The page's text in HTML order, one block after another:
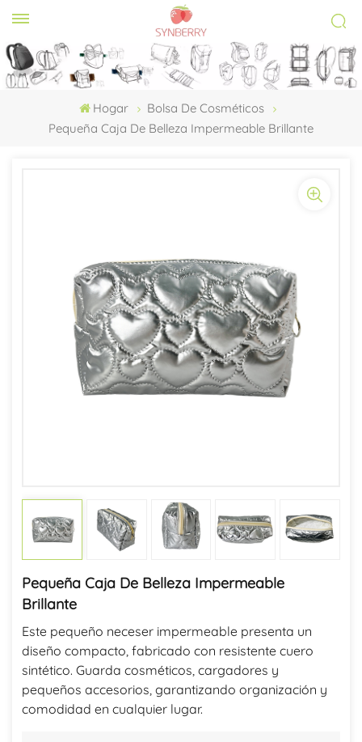
Hogar
Bolsa De Cosméticos
Pequeña Caja De Belleza Impermeable Brillante
Pequeña Caja De Belleza Impermeable
Brillante
Este pequeño neceser impermeable presenta un
diseño compacto, fabricado con resistente cuero
sintético. Guarda cosméticos, cargadores y
pequeños accesorios, garantizando organización y
comodidad en cualquier lugar.